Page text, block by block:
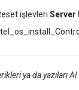
işlevleriServer
ya da yazıları